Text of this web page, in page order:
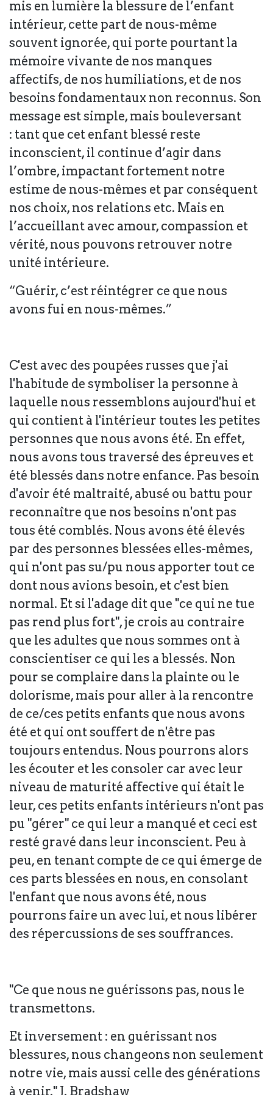
mis en lumière la blessure de l’enfant
intérieur, cette part de nous-même
souvent ignorée, qui porte pourtant la
mémoire vivante de nos manques
affectifs, de nos humiliations, et de nos
besoins fondamentaux non reconnus. Son
message est simple, mais bouleversant
: tant que cet enfant blessé reste
inconscient, il continue d’agir dans
l’ombre, impactant fortement notre
estime de nous-mêmes et par conséquent
nos choix, nos relations etc. Mais en
l’accueillant avec amour, compassion et
vérité, nous pouvons retrouver notre
unité intérieure.
“Guérir, c’est réintégrer ce que nous
avons fui en nous-mêmes.”
C'est avec des poupées russes que j'ai
l'habitude de symboliser la personne à
laquelle nous ressemblons aujourd'hui et
qui contient à l'intérieur toutes les petites
personnes que nous avons été. En effet,
nous avons tous traversé des épreuves et
été blessés dans notre enfance. Pas besoin
d'avoir été maltraité, abusé ou battu pour
reconnaître que nos besoins n'ont pas
tous été comblés. Nous avons été élevés
par des personnes blessées elles-mêmes,
qui n'ont pas su/pu nous apporter tout ce
dont nous avions besoin, et c'est bien
normal. Et si l'adage dit que "ce qui ne tue
pas rend plus fort", je crois au contraire
que les adultes que nous sommes ont à
conscientiser ce qui les a blessés. Non
pour se complaire dans la plainte ou le
dolorisme, mais pour aller à la rencontre
de ce/ces petits enfants que nous avons
été et qui ont souffert de n'être pas
toujours entendus. Nous pourrons alors
les écouter et les consoler car avec leur
niveau de maturité affective qui était le
leur, ces petits enfants intérieurs n'ont pas
pu "gérer" ce qui leur a manqué et ceci est
resté gravé dans leur inconscient. Peu à
peu, en tenant compte de ce qui émerge de
ces parts blessées en nous, en consolant
l'enfant que nous avons été, nous
pourrons faire un avec lui, et nous libérer
des répercussions de ses souffrances.
"Ce que nous ne guérissons pas, nous le
transmettons.
Et inversement : en guérissant nos
blessures, nous changeons non seulement
notre vie, mais aussi celle des générations
à venir." J. Bradshaw